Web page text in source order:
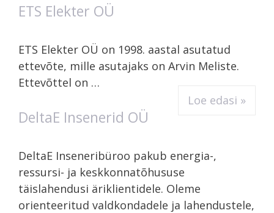
ETS Elekter OÜ
ETS Elekter OÜ on 1998. aastal asutatud
ettevõte, mille asutajaks on Arvin Meliste.
Ettevõttel on …
Loe edasi »
DeltaE Insenerid OÜ
DeltaE Inseneribüroo pakub energia-,
ressursi- ja keskkonnatõhususe
täislahendusi äriklientidele. Oleme
orienteeritud valdkondadele ja lahendustele,